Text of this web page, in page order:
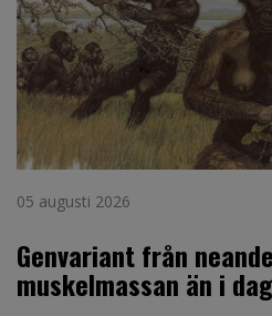
05 augusti 2026
Genvariant från
muskelmassan än i dag